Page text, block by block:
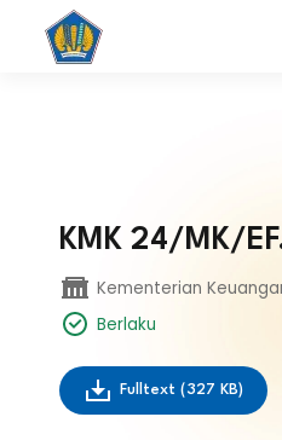
KMK 24/MK/
Kementerian
Berlaku
Fulltext (327 KB)